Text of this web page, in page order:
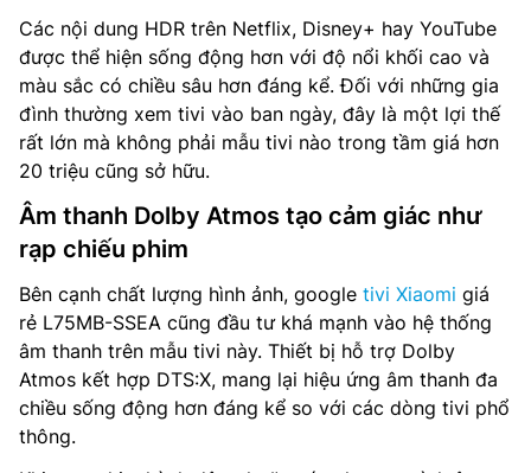
Các nội dung HDR trên Netflix, Disney+ hay YouTube
được thể hiện sống động hơn với độ nổi khối cao và
màu sắc có chiều sâu hơn đáng kể. Đối với những gia
đình thường xem tivi vào ban ngày, đây là một lợi thế
rất lớn mà không phải mẫu tivi nào trong tầm giá hơn
20 triệu cũng sở hữu.
Âm thanh Dolby Atmos tạo cảm giác như
rạp chiếu phim
Bên cạnh chất lượng hình ảnh, google tivi Xiaomi giá
rẻ L75MB-SSEA cũng đầu tư khá mạnh vào hệ thống
âm thanh trên mẫu tivi này. Thiết bị hỗ trợ Dolby
Atmos kết hợp DTS:X, mang lại hiệu ứng âm thanh đa
chiều sống động hơn đáng kể so với các dòng tivi phổ
thông.